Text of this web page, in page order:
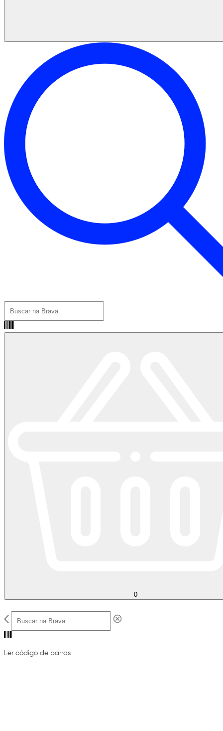
0
Ler código de barras